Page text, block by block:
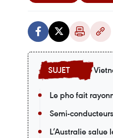
Le pho fait
Semi-
L’Australie